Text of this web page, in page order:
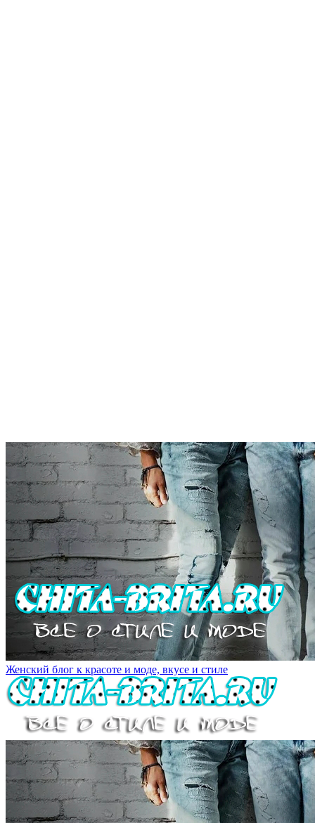
Женский блог к красоте и моде, вкусе и стиле